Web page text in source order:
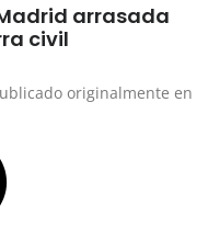
arrasada
civil
originalmente en